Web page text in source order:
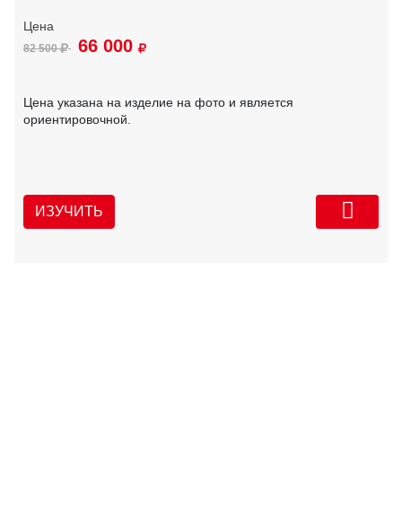
82 500 66 000
Цена указана на изделие на фото и является
ориентировочной.
ИЗУЧИТЬ